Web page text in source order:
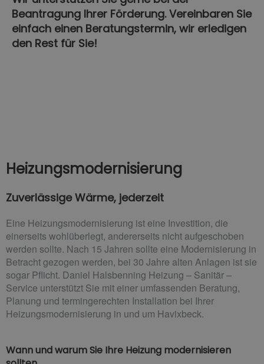
Beantragung Ihrer Förderung. Vereinbaren Sie
einfach einen Beratungstermin, wir erledigen
den Rest für Sie!
Heizungsmodernisierung
Zuverlässige Wärme, jederzeit
Eine Heizungsmodernisierung ist eine Investition, die
einerseits wohlüberlegt, andererseits nicht aufgeschoben
werden sollte. Nach 15 Jahren sollte eine Modernisierung in
Betracht gezogen werden, bei 30 Jahre alten Anlagen ist sie
sogar Pflicht. Daniel Halsbenning Heizung – Sanitär –
Service unterstützt Sie mit einer umfassenden Beratung,
Planung und termingerechten Installation bei Ihrer
Heizungsmodernisierung in und um Havixbeck.
Wann und warum Sie Ihre Heizung modernisieren